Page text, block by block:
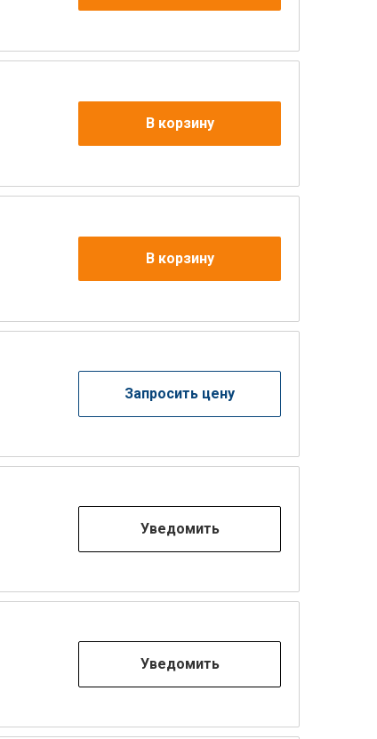
В корзину
В корзину
Запросить цену
Уведомить
Уведомить